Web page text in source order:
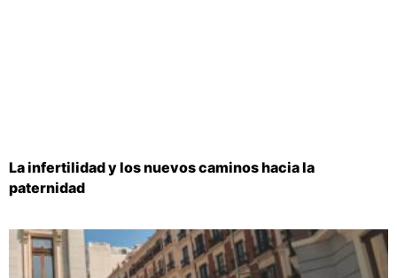
La infertilidad y los nuevos caminos hacia la
paternidad